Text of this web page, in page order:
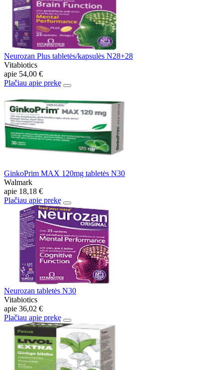
Neurozan Plus tabletės/kapsulės N28+28
Vitabiotics
apie 54,00 €
Plačiau apie prekę
GinkoPrim MAX 120mg tabletės N30
Walmark
apie 18,18 €
Plačiau apie prekę
Neurozan tabletės N30
Vitabiotics
apie 36,02 €
Plačiau apie prekę